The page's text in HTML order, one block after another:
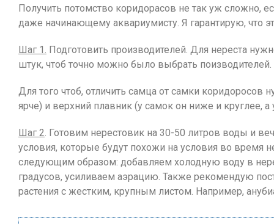
Получить потомство коридорасов не так уж сложно,
даже начинающему аквариумисту. Я гарантирую, что
Шаг 1. Подготовить производителей. Для нереста
штук, чтоб точно можно было выбрать поизводителей.
Для того чтоб, отличить самца от самки
ярче) и верхний плавник (у самок он ниже и круглее,
Шаг 2. Готовим нерестовик на 30-50 литров воды и
условия, которые будут похожи на условия во время
следующим образом: добавляем холодную воду в
градусов, усиливаем аэрацию. Также рекомендую
растения с жестким, крупным листом. Например,